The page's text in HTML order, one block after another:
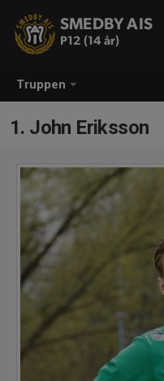
Truppen
SMEDBY AIS
P12 (14 år)
1. John Eriksson